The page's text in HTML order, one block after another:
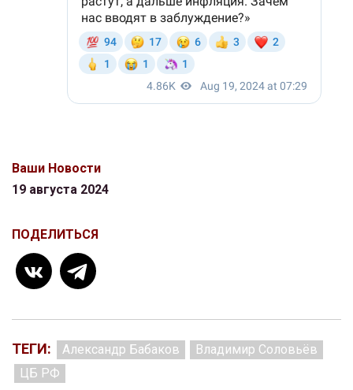
Ваши Новости
19 августа 2024
ПОДЕЛИТЬСЯ
ТЕГИ: Александр Бабаков
Владимир Соловьёв
ЦБ РФ